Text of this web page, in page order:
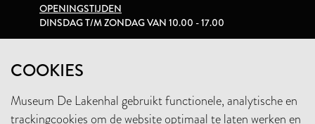
COOKIES
Museum De Lakenhal gebruikt functionele, analytische en
trackingcookies om de website optimaal te laten werken en
OPENINGSTIJDEN
DINSDAG T/M ZONDAG VAN 10.00 - 17.00
+31 (0)71 5165360
INFO@LAKENHAL.NL